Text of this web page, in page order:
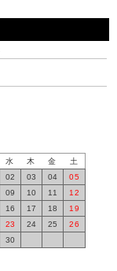
水 木 金
土
02 03 04
05
09 10 11
12
16 17 18
19
23 24 25
26
30